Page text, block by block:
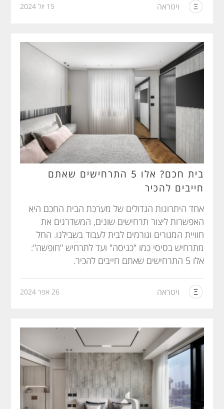
ויטראה 15 יול 2024
בית חכם? אלו 5 התרחישים שאתם
חייבים להכיר
אחד היתרונות הגדולים של מערכת הבית החכם היא
האפשרות ליצור תרחישים שונים, המשדרגים את
חוויית המגורים וגורמים לבית לעבוד בשבילנו. החל
מתרחיש בסיסי כמו "כניסה" ועד לתרחיש "חופשה":
אלו 5 התרחישים שאתם חייבים להכיר.
ויטראה 26 אפר 2024